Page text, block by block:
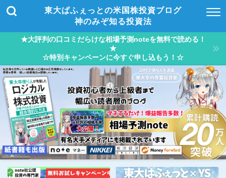
東大ぱふぇっとの米国株投資ブログ
神のみぞ知る投資法
★大評判の口コミだらけな相場予測noteを無料で読める！
★
☆特別キャンペーンに今すぐ申し込もう！☆